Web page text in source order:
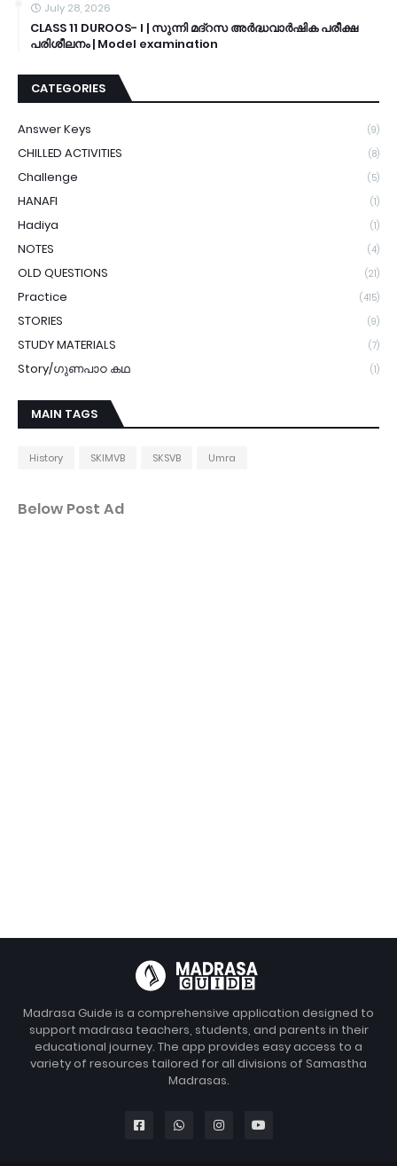
July 28, 2026
CLASS 11 DUROOS- I | സുന്നി മദ്റസ അർദ്ധവാർഷിക പരീക്ഷ
പരിശീലനം | Model examination
CATEGORIES
Answer Keys (9)
CHILLED ACTIVITIES (8)
Challenge (5)
HANAFI (1)
Hadiya (1)
NOTES (4)
OLD QUESTIONS (21)
Practice (415)
STORIES (9)
STUDY MATERIALS (7)
Story/ഗുണപാഠ കഥ (1)
MAIN TAGS
History SKIMVB SKSVB Umra
Below Post Ad
Madrasa Guide is a comprehensive application designed to
support madrasa teachers, students, and parents in their
educational journey. The app provides easy access to a
variety of resources tailored for all divisions of Samastha
Madrasas.